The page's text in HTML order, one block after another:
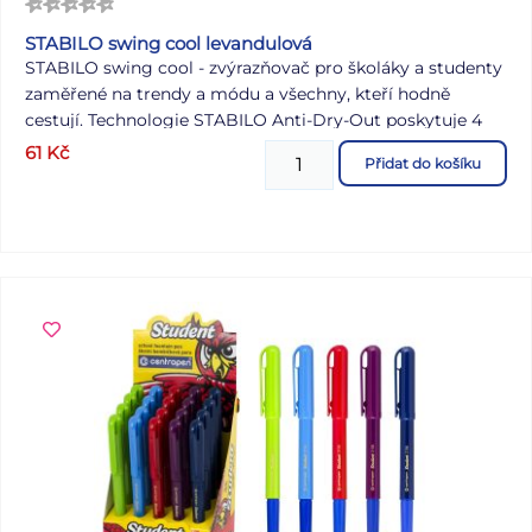
STABILO swing cool levandulová
STABILO swing cool - zvýrazňovač pro školáky a studenty
zaměřené na trendy a módu a všechny, kteří hodně
cestují. Technologie STABILO Anti-Dry-Out poskytuje 4
hodiny ochrany proti vysychání a umožňuje soustředěnou
práci. Díky praktickému klipsu a úzkému tvaru šetří místo
61 Kč Přidat do košíku